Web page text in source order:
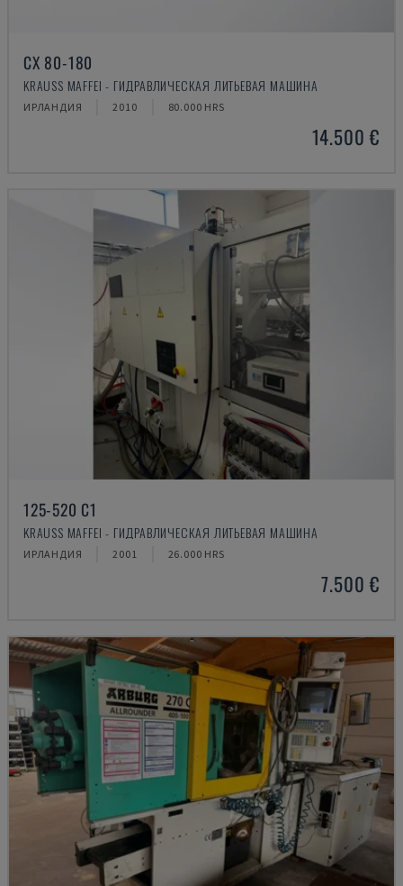
CX 80-180
KRAUSS MAFFEI - ГИДРАВЛИЧЕСКАЯ ЛИТЬЕВАЯ МАШИНА
ИРЛАНДИЯ 2010 80.000 HRS
14.500 €
125-520 C1
KRAUSS MAFFEI - ГИДРАВЛИЧЕСКАЯ ЛИТЬЕВАЯ МАШИНА
ИРЛАНДИЯ 2001 26.000 HRS
7.500 €